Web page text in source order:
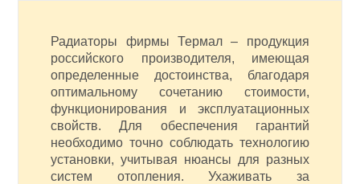
Радиаторы фирмы Термал – продукция
российского производителя, имеющая
определенные достоинства, благодаря
оптимальному сочетанию стоимости,
функционирования и эксплуатационных
свойств. Для обеспечения гарантий
необходимо точно соблюдать технологию
установки, учитывая нюансы для разных
систем отопления. Ухаживать за